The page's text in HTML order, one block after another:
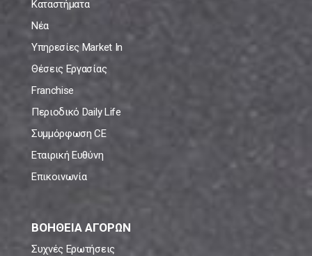
Καταστήματα
Νέα
Υπηρεσίες Market In
Θέσεις Εργασίας
Franchise
Περιοδικό Daily Life
Συμμόρφωση CE
Εταιρική Ευθύνη
Επικοινωνία
ΒΟΗΘΕΙΑ ΑΓΟΡΩΝ
Συχνές Ερωτήσεις